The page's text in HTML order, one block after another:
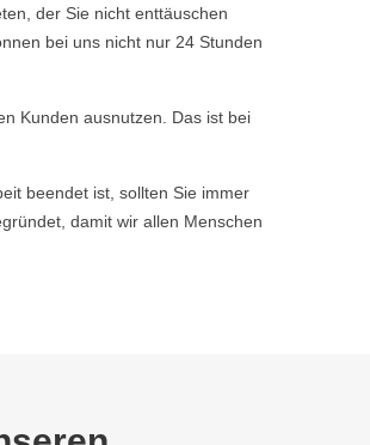
der Sie nicht enttäuschen
bei uns nicht nur 24 Stunden
Kunden ausnutzen. Das ist bei
beendet ist, sollten Sie immer
damit wir allen Menschen